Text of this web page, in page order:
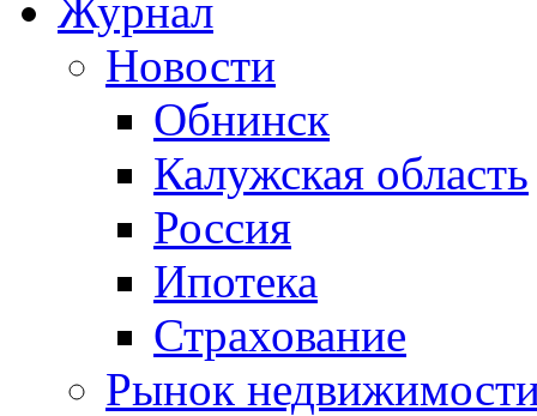
Журнал
Новости
Обнинск
Калужская область
Россия
Ипотека
Страхование
Рынок